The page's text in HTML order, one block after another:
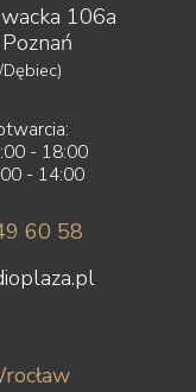
106a
- 18:00
- 14:00
60 58